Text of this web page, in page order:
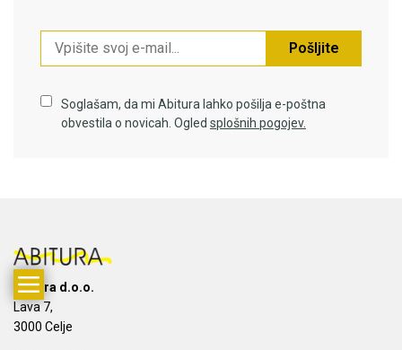
Pošljite
Soglašam, da mi Abitura lahko pošilja e-poštna
obvestila o novicah. Ogled splošnih pogojev.
Abitura d.o.o.
Lava 7,
3000 Celje